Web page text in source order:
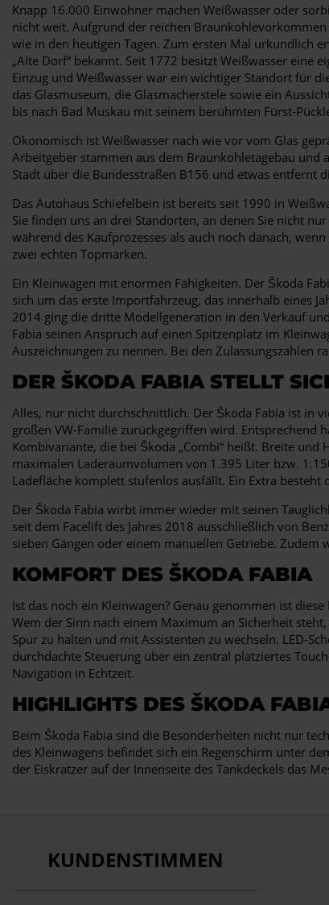
Knapp 16.000 Einwohner machen Weißwasser oder
nicht weit. Aufgrund der reichen
wie in den heutigen Tagen. Zum ersten Mal urkundlich
„Alte Dorf“ bekannt. Seit 1772 besitzt Weißwasser eine
Einzug und Weißwasser war ein wichtiger Standort für
das Glasmuseum, die Glasmacherstele sowie ein
bis nach Bad Muskau mit seinem berühmten Fürst-
Ökonomisch ist Weißwasser nach wie vor vom Glas
Arbeitgeber stammen aus dem Braunkohletagebau
Stadt über die Bundesstraßen B156 und etwas entfernt
Das Autohaus Schiefelbein ist bereits seit 1990 in
Sie finden uns an drei Standorten, an denen Sie nicht
während des Kaufprozesses als auch noch danach,
zwei echten Topmarken.
Ein Kleinwagen mit enormen Fähigkeiten. Der Škoda
sich um das erste Importfahrzeug, das innerhalb eines
2014 ging die dritte Modellgeneration in den Verkauf
Fabia seinen Anspruch auf einen Spitzenplatz im
Auszeichnungen zu nennen. Bei den Zulassungszahlen
DER ŠKODA FABIA STELLT
Alles, nur nicht durchschnittlich. Der Škoda Fabia ist in
großen VW-Familie zurückgegriffen wird. Entsprechend
Kombivariante, die bei Škoda „Combi“ heißt. Breite
maximalen Laderaumvolumen von 1.395 Liter bzw.
Ladefläche komplett stufenlos ausfällt. Ein Extra
Der Škoda Fabia wirbt immer wieder mit seinen
seit dem Facelift des Jahres 2018 ausschließlich von
sieben Gängen oder einem manuellen Getriebe.
KOMFORT DES ŠKODA FABIA
Ist das noch ein Kleinwagen? Genau genommen ist
Wem der Sinn nach einem Maximum an Sicherheit
Spur zu halten und mit Assistenten zu wechseln. LED-
durchdachte Steuerung über ein zentral platziertes
Navigation in Echtzeit.
HIGHLIGHTS DES ŠKODA
Beim Škoda Fabia sind die Besonderheiten nicht nur
des Kleinwagens befindet sich ein Regenschirm unter
der Eiskratzer auf der Innenseite des Tankdeckels das
KUNDENSTIMMEN